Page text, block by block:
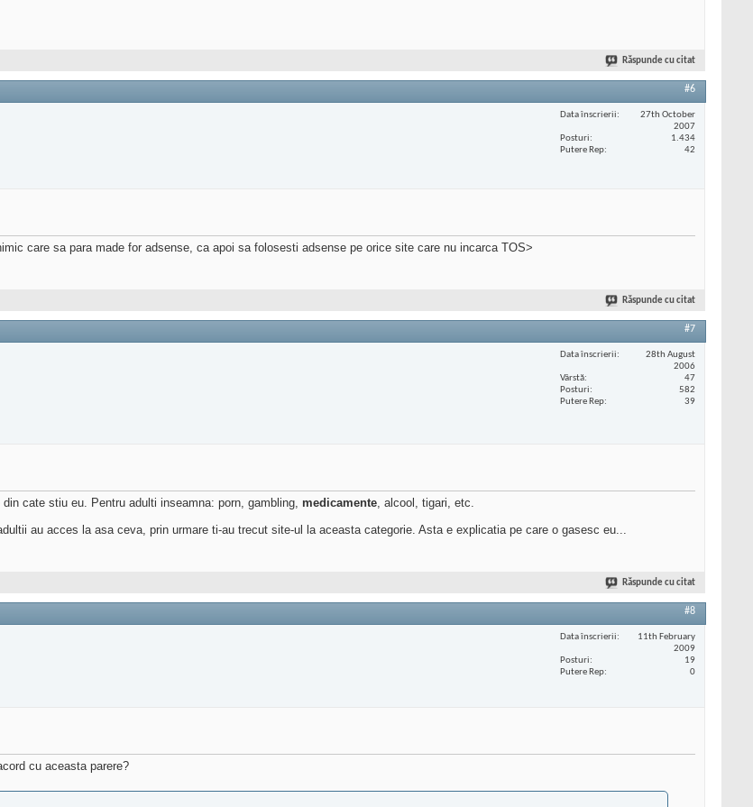
Răspunde cu citat
#6
Data înscrierii
27th October
2007
Posturi
1.434
Putere Rep
42
care sa para made for adsense, ca apoi sa folosesti adsense pe orice site care nu incarca TOS>
Răspunde cu citat
#7
Data înscrierii
28th August
2006
Vârstă
47
Posturi
582
Putere Rep
39
cate stiu eu. Pentru adulti inseamna: porn, gambling, medicamente, alcool, tigari, etc.
au acces la asa ceva, prin urmare ti-au trecut site-ul la aceasta categorie. Asta e explicatia pe care o gasesc eu...
Răspunde cu citat
#8
Data înscrierii
11th February
2009
Posturi
19
Putere Rep
0
cu aceasta parere?